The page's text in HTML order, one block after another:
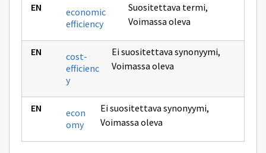
economic
efficiency
Suositettava termi,
Voimassa oleva
cost-
efficienc
y
Ei suositettava synonyymi,
Voimassa oleva
econ
omy
Ei suositettava synonyymi,
Voimassa oleva